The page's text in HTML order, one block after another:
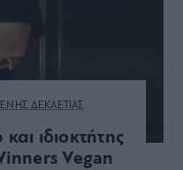
ΔΕΚΑΕΤΙΑΣ
ιδιοκτήτης
Vegan